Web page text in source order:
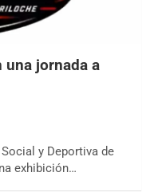
una jornada a
y Deportiva de
exhibición…